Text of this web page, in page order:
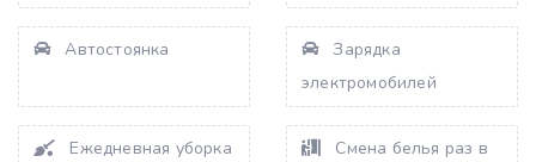
Автостоянка
Зарядка
электромобилей
Ежедневная уборка Смена белья раз в